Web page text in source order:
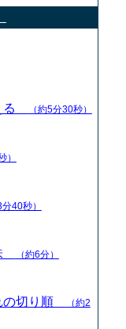
る （約5分30秒）
）
分40秒）
（約6分）
の切り順
（約2